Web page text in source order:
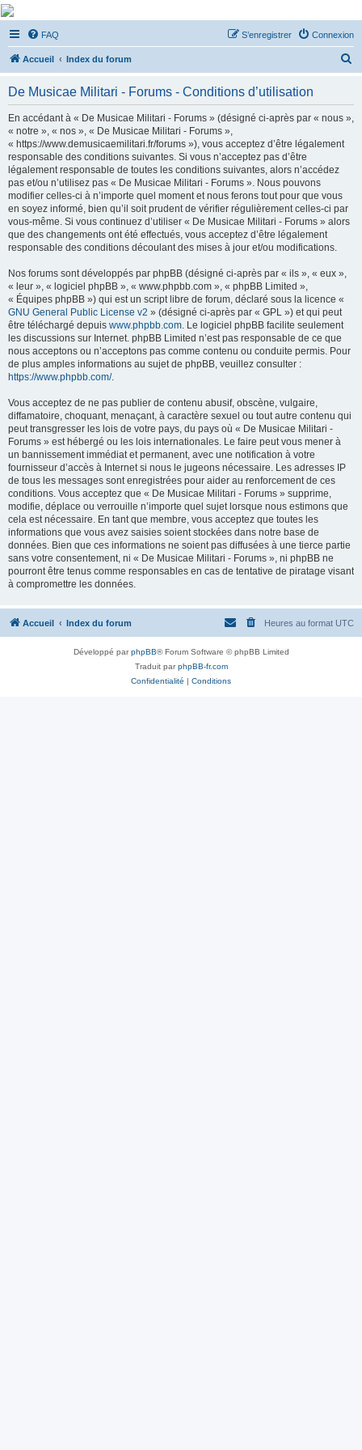
De Musicae Militari -
Forums
Forums de discussions
FAQ Connexion
S’enregistrer
Accueil Index du forum
De Musicae Militari - Forums - Conditions d’utilisation
En accédant à « De Musicae Militari - Forums » (désigné ci-après par « nous »,
« notre », « nos », « De Musicae Militari - Forums »,
« https://www.demusicaemilitari.fr/forums »), vous acceptez d’être légalement
responsable des conditions suivantes. Si vous n’acceptez pas d’être
légalement responsable de toutes les conditions suivantes, alors n’accédez
pas et/ou n’utilisez pas « De Musicae Militari - Forums ». Nous pouvons
modifier celles-ci à n’importe quel moment et nous ferons tout pour que vous
en soyez informé, bien qu’il soit prudent de vérifier régulièrement celles-ci par
vous-même. Si vous continuez d’utiliser « De Musicae Militari - Forums » alors
que des changements ont été effectués, vous acceptez d’être légalement
responsable des conditions découlant des mises à jour et/ou modifications.
Nos forums sont développés par phpBB (désigné ci-après par « ils », « eux »,
« leur », « logiciel phpBB », « www.phpbb.com », « phpBB Limited »,
« Équipes phpBB ») qui est un script libre de forum, déclaré sous la licence «
GNU General Public License v2 » (désigné ci-après par « GPL ») et qui peut
être téléchargé depuis www.phpbb.com. Le logiciel phpBB facilite seulement
les discussions sur Internet. phpBB Limited n’est pas responsable de ce que
nous acceptons ou n’acceptons pas comme contenu ou conduite permis. Pour
de plus amples informations au sujet de phpBB, veuillez consulter :
https://www.phpbb.com/.
Vous acceptez de ne pas publier de contenu abusif, obscène, vulgaire,
diffamatoire, choquant, menaçant, à caractère sexuel ou tout autre contenu qui
peut transgresser les lois de votre pays, du pays où « De Musicae Militari -
Forums » est hébergé ou les lois internationales. Le faire peut vous mener à
un bannissement immédiat et permanent, avec une notification à votre
fournisseur d’accès à Internet si nous le jugeons nécessaire. Les adresses IP
de tous les messages sont enregistrées pour aider au renforcement de ces
conditions. Vous acceptez que « De Musicae Militari - Forums » supprime,
modifie, déplace ou verrouille n’importe quel sujet lorsque nous estimons que
cela est nécessaire. En tant que membre, vous acceptez que toutes les
informations que vous avez saisies soient stockées dans notre base de
données. Bien que ces informations ne soient pas diffusées à une tierce partie
sans votre consentement, ni « De Musicae Militari - Forums », ni phpBB ne
pourront être tenus comme responsables en cas de tentative de piratage visant
à compromettre les données.
Accueil Index du forum Heures au format UTC
Développé parphpBB® Forum Software © phpBB Limited
Traduit parphpBB-fr.com
Confidentialité | Conditions